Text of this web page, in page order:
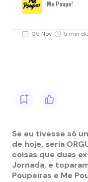
Me Poupe!
05 Nov 5 min
Se eu tivesse só
de hoje, seria
coisas que duas
Jornada, e
Poupeiras e Me